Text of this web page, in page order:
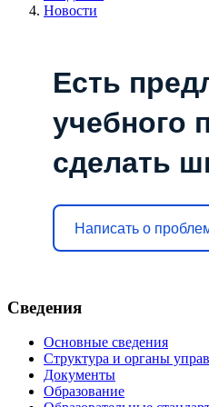
Новости
Есть
учебного
сделать
Написать о
Сведения
Основные сведения
Структура и органы
Документы
Образование